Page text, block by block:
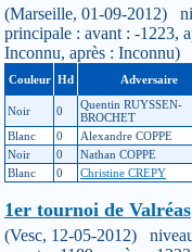
(Marseille, 01-09-2012)
principale : avant : -1223,
Inconnu, après : Inconnu)
Couleur Hd Adversaire
Noir
0
Quentin RUYSSEN-
BROCHET
Blanc
0 Alexandre COPPE
Noir
0 Nathan COPPE
Blanc
0 Christine CREPY
1er tournoi de Valréas
(Vesc, 12-05-2012)